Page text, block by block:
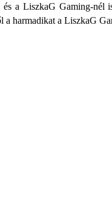
a LiszkaG Gaming-
a harmadikat a LiszkaG